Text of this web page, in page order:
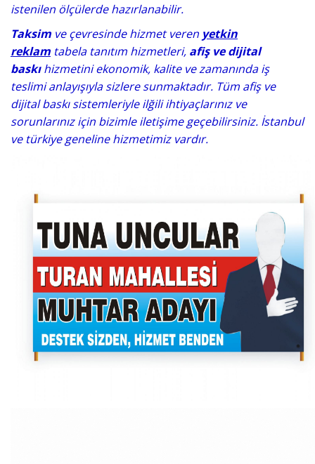
istenilen ölçülerde hazırlanabilir.
Taksim ve çevresinde hizmet veren yetkin
reklam tabela tanıtım hizmetleri, afiş ve dijital
baskıhizmetini ekonomik, kalite ve zamanında iş
teslimi anlayışıyla sizlere sunmaktadır. Tüm afiş ve
dijital baskı sistemleriyle ilğili ihtiyaçlarınız ve
sorunlarınız için bizimle iletişime geçebilirsiniz. İstanbul
ve türkiye geneline hizmetimiz vardır.